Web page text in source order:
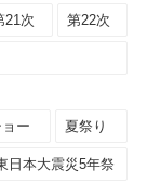
21次 第22次
ー 夏祭り
日本大震災5年祭